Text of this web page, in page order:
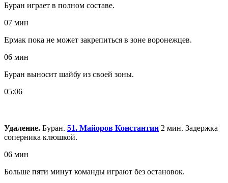
Буран играет в полном составе.
07 мин
Ермак пока не может закрепиться в зоне воронежцев.
06 мин
Буран выносит шайбу из своей зоны.
05:06
Удаление. Буран. 51. Майоров Константин 2 мин. Задержка
соперника клюшкой.
06 мин
Больше пяти минут команды играют без остановок.